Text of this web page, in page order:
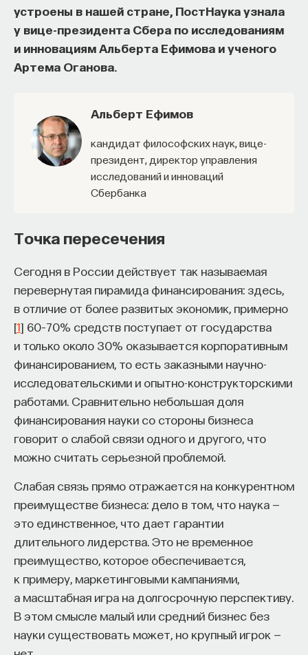
устроены в нашей стране, ПостНаука узнала
у вице-президента Сбера по исследованиям
и инновациям Альберта Ефимова и ученого
Артема Оганова.
Альберт Ефимов
кандидат философских наук, вице-
президент, директор управления
исследований и инноваций
Сбербанка
Точка пересечения
Сегодня в России действует так называемая
перевернутая пирамида финансирования: здесь,
в отличие от более развитых экономик, примерно
[1] 60–70% средств поступает от государства
и только около 30% оказывается корпоративным
финансированием, то есть заказными научно-
исследовательскими и опытно-конструкторскими
работами. Сравнительно небольшая доля
финансирования науки со стороны бизнеса
говорит о слабой связи одного и другого, что
можно считать серьезной проблемой.
Слабая связь прямо отражается на конкурентном
преимуществе бизнеса: дело в том, что наука —
это единственное, что дает гарантии
длительного лидерства. Это не временное
преимущество, которое обеспечивается,
к примеру, маркетинговыми кампаниями,
а масштабная игра на долгосрочную перспективу.
В этом смысле малый или средний бизнес без
науки существовать может, но крупный игрок —
Ответы на эти и другие вопросы можно найти,
записавшисьна курс «Наука сна: как управлять
своим сном».
Пройдя этот курс, вы научитесь:
во сне
— Заботиться о качестве своего сна
— Определять, какими способами можно
улучшить свой сон
терапию и другие подходы при нарушениях
Автор курса:Михаил Полуэктов— врач-
сомнолог, доцент кафедры нервных
болезней и нейрохирургии Первого МГМУ
им. И. М. Сеченова, заведующий отделением
медицины сна университетской клинической
больницы № 3.
3/10/2025
НАПИСАТЬ НАМ
НАД МАТЕРИАЛОМ РАБОТАЛИ
Михаил Полуэктов
кандидат медицинских наук, доцент Первого
МЕДИЦИНА